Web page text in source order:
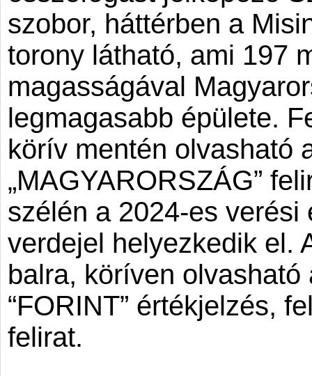
szobor, háttérben a
torony látható, ami 197
magasságával
legmagasabb épülete.
körív mentén olvasható
„MAGYARORSZÁG”
szélén a 2024-es verési
verdejel helyezkedik el.
balra, köríven olvasható
“FORINT” értékjelzés,
felirat.